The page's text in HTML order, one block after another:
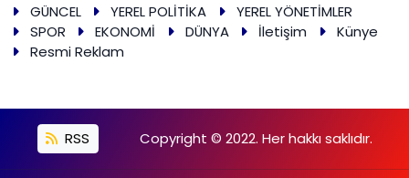
GÜNCEL YEREL POLİTİKA
YEREL YÖNETİMLER
SPOR
EKONOMİ DÜNYA İletişim
Künye
Resmi Reklam
RSS Copyright © 2022. Her hakkı saklıdır.